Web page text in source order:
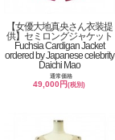
【女優大地真央さん衣装提
供】セミロングジャケット
Fuchsia Cardigan Jacket
ordered by Japanese celebrity
Daichi Mao
通常価格
49,000円(税別)